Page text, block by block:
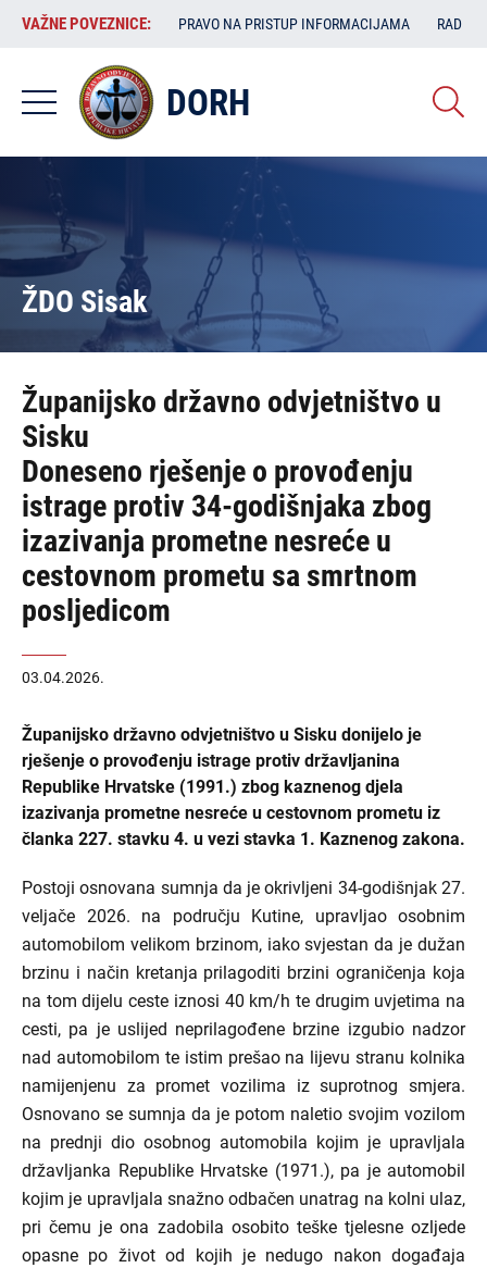
Skoči
sadržaj
VAŽNE
POVEZNICE:
VAŽNE POVEZNICE: PRAVO NA PRISTUP INFORMACIJAMA RAD
DORH
ŽDO Sisak
Županijsko državno odvjetništvo u
Sisku
Doneseno rješenje o provođenju
istrage protiv 34-godišnjaka zbog
izazivanja prometne nesreće u
cestovnom prometu sa smrtnom
posljedicom
03.04.2026.
Županijsko državno odvjetništvo u Sisku donijelo je
rješenje o provođenju istrage protiv državljanina
Republike Hrvatske (1991.) zbog kaznenog djela
izazivanja prometne nesreće u cestovnom prometu iz
članka 227. stavku 4. u vezi stavka 1. Kaznenog zakona.
Postoji osnovana sumnja da je okrivljeni 34-godišnjak 27.
veljače 2026. na području Kutine, upravljao osobnim
automobilom velikom brzinom, iako svjestan da je dužan
brzinu i način kretanja prilagoditi brzini ograničenja koja
na tom dijelu ceste iznosi 40 km/h te drugim uvjetima na
cesti, pa je uslijed neprilagođene brzine izgubio nadzor
nad automobilom te istim prešao na lijevu stranu kolnika
namijenjenu za promet vozilima iz suprotnog smjera.
Osnovano se sumnja da je potom naletio svojim vozilom
na prednji dio osobnog automobila kojim je upravljala
državljanka Republike Hrvatske (1971.), pa je automobil
kojim je upravljala snažno odbačen unatrag na kolni ulaz,
pri čemu je ona zadobila osobito teške tjelesne ozljede
opasne po život od kojih je nedugo nakon događaja